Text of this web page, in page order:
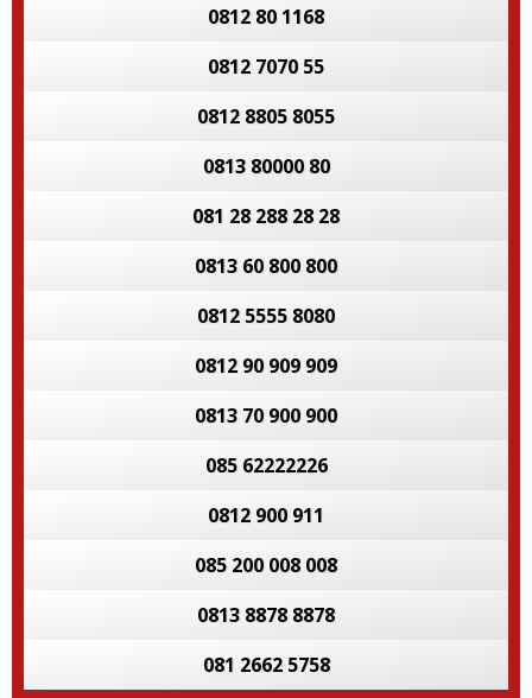
0812 80 1168
0812 7070 55
0812 8805 8055
0813 80000 80
081 28 288 28 28
0813 60 800 800
0812 5555 8080
0812 90 909 909
0813 70 900 900
085 62222226
0812 900 911
085 200 008 008
0813 8878 8878
081 2662 5758